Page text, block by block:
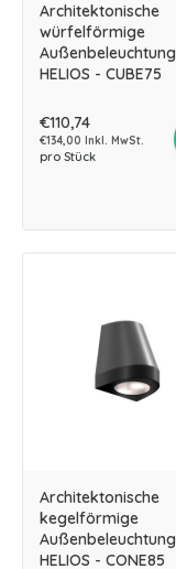
Architektonische
würfelförmige
Außenbeleuchtung
HELIOS - CUBE75
€110,74
€134,00 Inkl. MwSt.
pro Stück
Architektonische
kegelförmige
Außenbeleuchtung
HELIOS - CONE85